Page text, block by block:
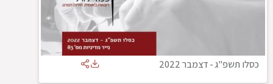
כסלו תשפ"ג-דצמבר 2022